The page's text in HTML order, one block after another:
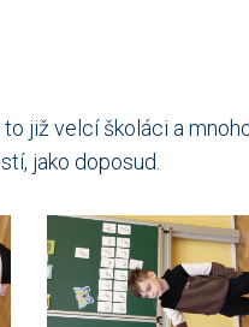
již velcí školáci a
jako doposud.